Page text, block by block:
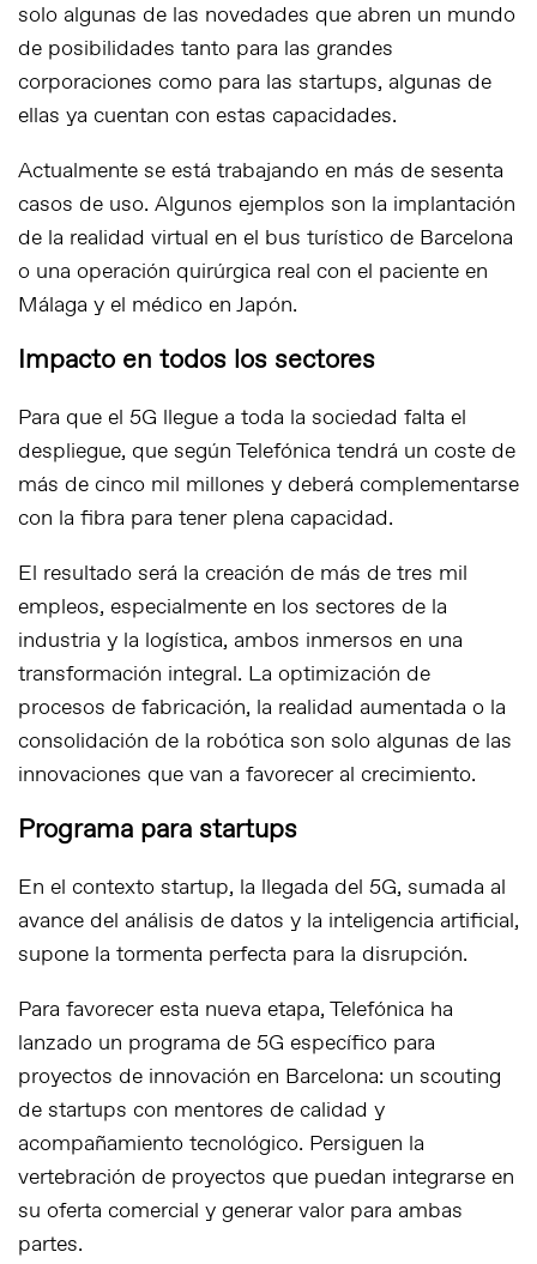
solo algunas de las novedades que abren un mundo
de posibilidades tanto para las grandes
corporaciones como para las startups, algunas de
ellas ya cuentan con estas capacidades.
Actualmente se está trabajando en más de sesenta
casos de uso. Algunos ejemplos son la implantación
de la realidad virtual en el bus turístico de Barcelona
o una operación quirúrgica real con el paciente en
Málaga y el médico en Japón.
Impacto en todos los sectores
Para que el 5G llegue a toda la sociedad falta el
despliegue, que según Telefónica tendrá un coste de
más de cinco mil millones y deberá complementarse
con la fibra para tener plena capacidad.
El resultado será la creación de más de tres mil
empleos, especialmente en los sectores de la
industria y la logística, ambos inmersos en una
transformación integral. La optimización de
procesos de fabricación, la realidad aumentada o la
consolidación de la robótica son solo algunas de las
innovaciones que van a favorecer al crecimiento.
Programa para startups
En el contexto startup, la llegada del 5G, sumada al
avance del análisis de datos y la inteligencia artificial,
supone la tormenta perfecta para la disrupción.
Para favorecer esta nueva etapa, Telefónica ha
lanzado un programa de 5G específico para
proyectos de innovación en Barcelona: un scouting
de startups con mentores de calidad y
acompañamiento tecnológico. Persiguen la
vertebración de proyectos que puedan integrarse en
su oferta comercial y generar valor para ambas
partes.